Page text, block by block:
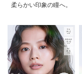
柔らかい印象の瞳へ。